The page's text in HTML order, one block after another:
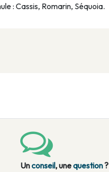
: Cassis, Romarin, Séquoia.
Unconseil, unequestion?